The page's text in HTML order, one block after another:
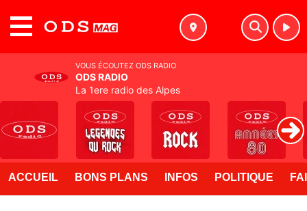
ACCUEIL BONS PLANS INFOS POLITIQUE
VOUS ÉCOUTEZ ODS RADIO
ODS RADIO
La 1ere radio des Alpes